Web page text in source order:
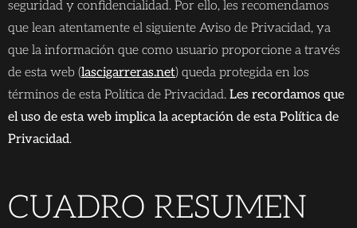
seguridad y confidencialidad. Por ello, les recomendamos
que lean atentamente el siguiente Aviso de Privacidad, ya
que la información que como usuario proporcione a través
de esta web (lascigarreras.net) queda protegida en los
términos de esta Política de Privacidad. Les recordamos que
el uso de esta web implica la aceptación de esta Política de
Privacidad.
CUADRO RESUMEN